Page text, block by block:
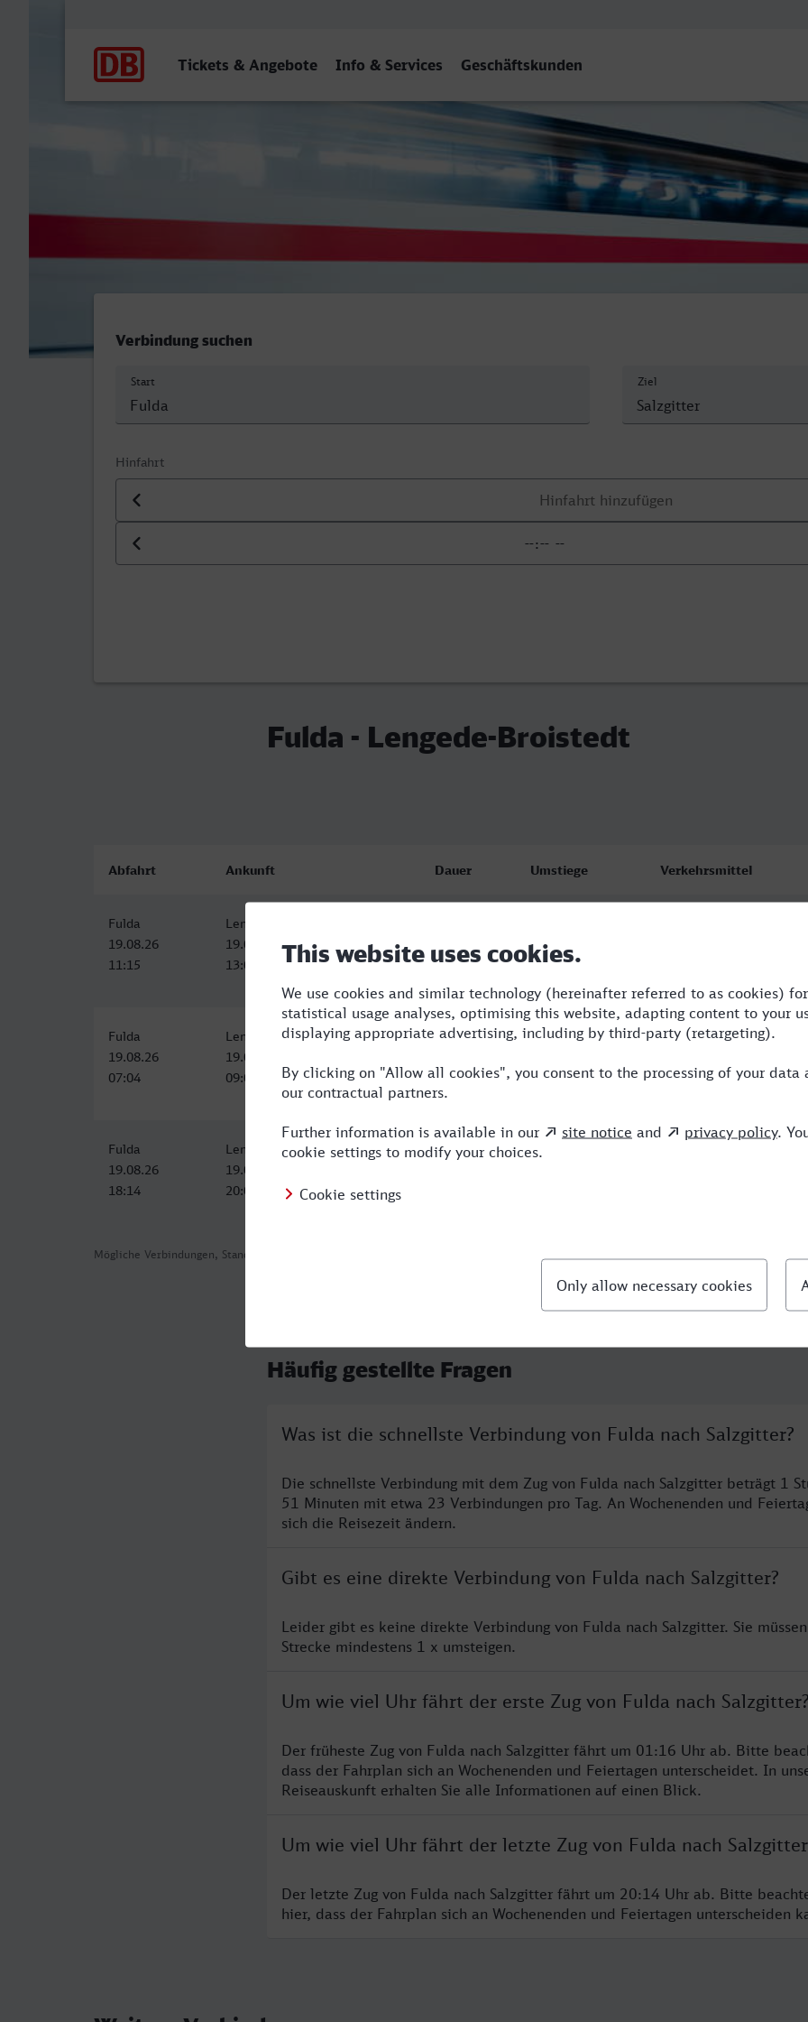
Tickets & Angebote Info & Services Geschäftskunden
Verbindung suchen
Start Ziel
Hinfahrt
Datum der Hinfahrt
Uhrzeit der Hinfahrt
Fulda - Lengede-Broistedt
Mögliche Verbindungen, Stand: 2026-08-05 08:00
Abfahrt Ankunft Dauer Umstiege Verkehrsmittel
Fulda
19.08.26
11:15
Lengede-Broistedt
19.08.26
13:06
Fulda
19.08.26
07:04
Lengede-Broistedt
19.08.26
09:06
2:02 2 ENO,ICE
Fulda
19.08.26
18:14
Lengede-Broistedt
19.08.26
20:06
1:52 1
Häufig gestellte Fragen
Was ist die schnellste Verbindung von Fulda nach Salzgitter?
Die schnellste Verbindung mit dem Zug von Fulda nach Salzgitter beträgt 1
51 Minuten mit etwa 23 Verbindungen pro Tag. An Wochenenden und
sich die Reisezeit ändern.
Gibt es eine direkte Verbindung von Fulda nach Salzgitter?
Leider gibt es keine direkte Verbindung von Fulda nach Salzgitter. Sie
Strecke mindestens 1 x umsteigen.
Um wie viel Uhr fährt der erste Zug von Fulda nach Salzgitter?
Der früheste Zug von Fulda nach Salzgitter fährt um 01:16 Uhr ab. Bitte
dass der Fahrplan sich an Wochenenden und Feiertagen unterscheidet. In
Reiseauskunft erhalten Sie alle Informationen auf einen Blick.
Um wie viel Uhr fährt der letzte Zug von Fulda nach
Der letzte Zug von Fulda nach Salzgitter fährt um 20:14 Uhr ab. Bitte
hier, dass der Fahrplan sich an Wochenenden und Feiertagen unterscheiden